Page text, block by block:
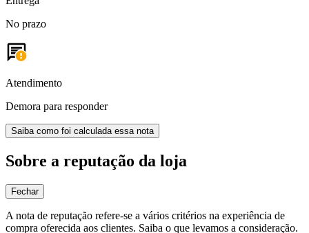
No prazo
Atendimento
Demora para responder
Saiba como foi calculada essa nota
Sobre a reputação da loja
Fechar
A nota de reputação refere-se a vários critérios na experiência de
compra oferecida aos clientes. Saiba o que levamos a consideração.